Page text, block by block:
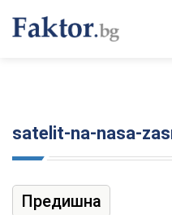
satelit-na-nasa-
Предишна